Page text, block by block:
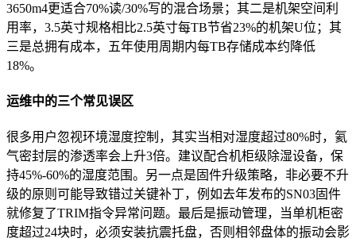
3650m4更适合70%读/30%写的混合场景；其二是机架空间利
用率，3.5英寸规格相比2.5英寸每TB节省23%的机架U位；其
三是总拥有成本，五年使用周期内每TB存储成本约降低
18%。
运维中的三个常见误区
很多用户忽视环境湿度控制，其实当相对湿度超过80%时，氦
气密封层的渗透率会上升3倍。建议配合机柜级除湿设备，保
持45%-60%的湿度范围。另一点是固件升级策略，非必要不升
级的原则可能导致错过关键补丁，例如去年发布的SN03固件
就修复了TRIM指令异常问题。最后是振动管理，当单机柜密
度超过24块时，必须安装抗震托盘，否则相邻盘体的振动会影